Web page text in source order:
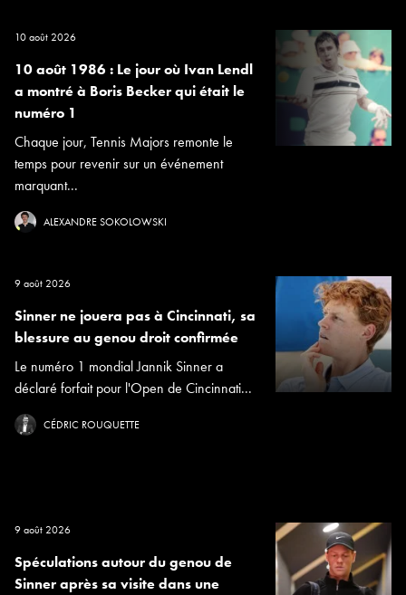
10 août 2026
10 août 1986 : Le jour où Ivan Lendl
a montré à Boris Becker qui était le
numéro 1
Chaque jour, Tennis Majors remonte le
temps pour revenir sur un événement
marquant...
ALEXANDRE SOKOLOWSKI
9 août 2026
Sinner ne jouera pas à Cincinnati, sa
blessure au genou droit confirmée
Le numéro 1 mondial Jannik Sinner a
déclaré forfait pour l'Open de Cincinnati...
CÉDRIC ROUQUETTE
9 août 2026
Spéculations autour du genou de
Sinner après sa visite dans une